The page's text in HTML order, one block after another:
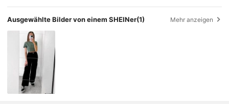
Ausgewählte Bilder von einem SHEINer(1) Mehr anzeigen